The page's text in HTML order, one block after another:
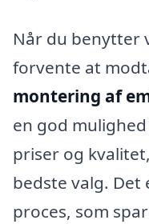
Når du benytter
forvente at
montering af
en god
priser og
bedste valg.
proces, som